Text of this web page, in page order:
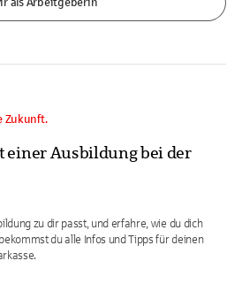
Zukunft.
einer Ausbildung bei der
zu dir passt, und erfahre, wie du dich
du alle Infos und Tipps für deinen